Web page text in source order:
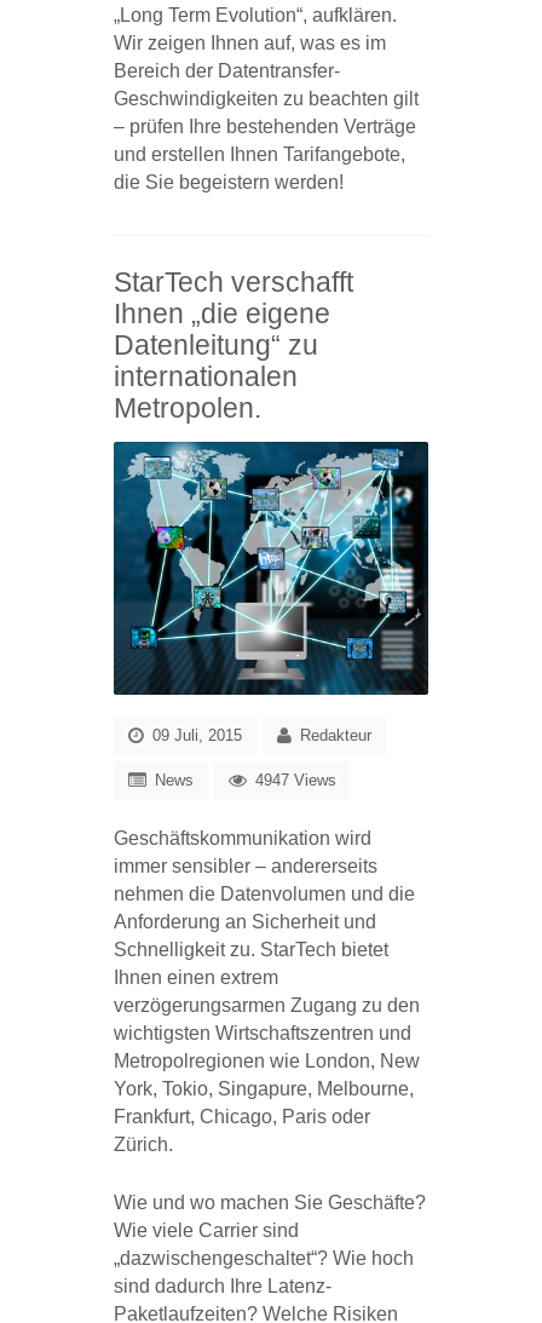
„Long Term Evolution“, aufklären.
Wir zeigen Ihnen auf, was es im
Bereich der Datentransfer-
Geschwindigkeiten zu beachten gilt
– prüfen Ihre bestehenden Verträge
und erstellen Ihnen Tarifangebote,
die Sie begeistern werden!
StarTech verschafft
Ihnen „die eigene
Datenleitung“ zu
internationalen
Metropolen.
09 Juli, 2015 Redakteur
News 4947 Views
Geschäftskommunikation wird
immer sensibler – andererseits
nehmen die Datenvolumen und die
Anforderung an Sicherheit und
Schnelligkeit zu. StarTech bietet
Ihnen einen extrem
verzögerungsarmen Zugang zu den
wichtigsten Wirtschaftszentren und
Metropolregionen wie London, New
York, Tokio, Singapure, Melbourne,
Frankfurt, Chicago, Paris oder
Zürich.
Wie und wo machen Sie Geschäfte?
Wie viele Carrier sind
„dazwischengeschaltet“? Wie hoch
sind dadurch Ihre Latenz-
Paketlaufzeiten? Welche Risiken